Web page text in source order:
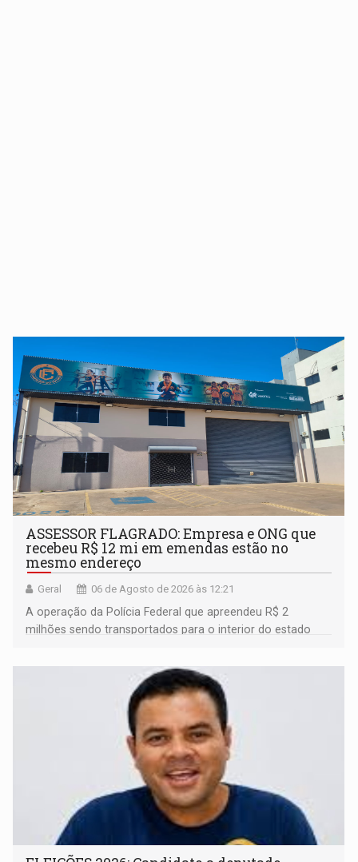
ASSESSOR FLAGRADO: Empresa e ONG que
recebeu R$ 12 mi em emendas estão no
mesmo endereço
Geral 06 de Agosto de 2026 às 12:21
A operação da Polícia Federal que apreendeu R$ 2
milhões sendo transportados para o interior do estado
ligação do suspeito com um deputado federal do União